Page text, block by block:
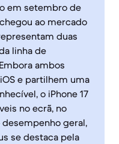
em setembro de
ao mercado
duas
linha de
ambos
e partilhem uma
o iPhone 17
no ecrã, no
geral,
se destaca pela